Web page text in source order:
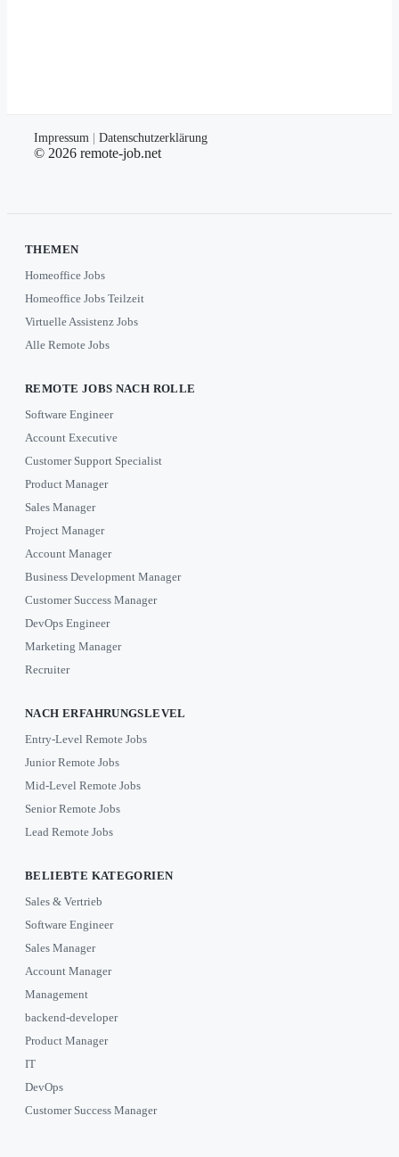
Impressum Datenschutzerklärung
© 2026 remote-job.net
THEMEN
Homeoffice Jobs
Homeoffice Jobs Teilzeit
Virtuelle Assistenz Jobs
Alle Remote Jobs
REMOTE JOBS NACH ROLLE
Software Engineer
Account Executive
Customer Support Specialist
Product Manager
Sales Manager
Project Manager
Account Manager
Business Development Manager
Customer Success Manager
DevOps Engineer
Marketing Manager
Recruiter
NACH ERFAHRUNGSLEVEL
Entry-Level Remote Jobs
Junior Remote Jobs
Mid-Level Remote Jobs
Senior Remote Jobs
Lead Remote Jobs
BELIEBTE KATEGORIEN
Sales & Vertrieb
Software Engineer
Sales Manager
Account Manager
Management
backend-developer
Product Manager
IT
DevOps
Customer Success Manager